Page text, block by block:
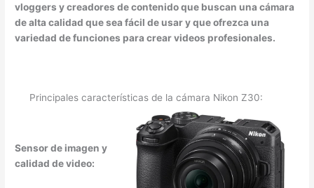
vloggers y creadores de contenido que buscan una cámara
de alta calidad que sea fácil de usar y que ofrezca una
variedad de funciones para crear videos profesionales.
Principales características de la cámara Nikon Z30:
Sensor de imagen y
calidad de video: